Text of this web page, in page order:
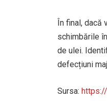
În final, dacă
schimbările
de ulei.
defecțiuni
Sursa: